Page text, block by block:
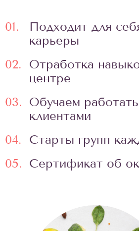
01.
Подходит для
карьеры
02.
Отработка
центре
03. Обучаем
клиентами
04.
Старты групп
05. Сертификат об